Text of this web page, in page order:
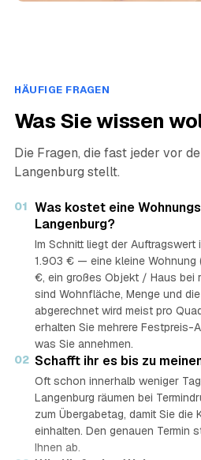
HÄUFIGE FRAGEN
Was Sie wissen
Die Fragen, die fast jeder vor
Langenburg stellt.
01 Was kostet eine
Langenburg?
Im Schnitt liegt der Auftragswert
1.903 € — eine kleine Wohnung
€, ein großes Objekt / Haus bei
sind Wohnfläche, Menge und
abgerechnet wird meist pro
erhalten Sie mehrere Festpreis-
was Sie annehmen.
02 Schafft ihr es bis zu
Oft schon innerhalb weniger
Langenburg räumen bei
zum Übergabetag, damit Sie
einhalten. Den genauen Termin
Ihnen ab.